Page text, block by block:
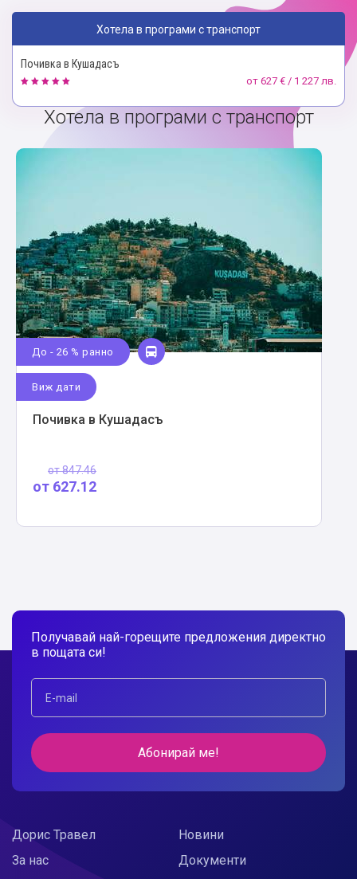
Хотела в програми с транспорт
Почивка в Кушадасъ
от 627 € / 1 227 лв.
Хотела в програми с транспорт
До - 26 % ранно
Виж дати
Почивка в Кушадасъ
от847.46
от 627.12
Получавай най-горещите предложения директно
в пощата си!
Абонирай ме!
Дорис Травел
За нас
Новини
Документи